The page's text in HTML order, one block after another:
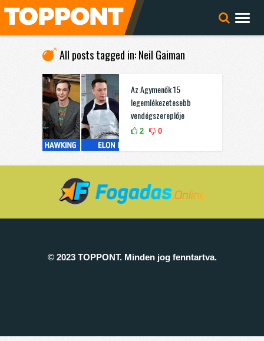
All posts tagged in: Neil Gaiman
Az Agymenők 15
legemlékezetesebb
vendégszereplője
2 0
© 2023 TOPPONT. Minden jog fenntartva.